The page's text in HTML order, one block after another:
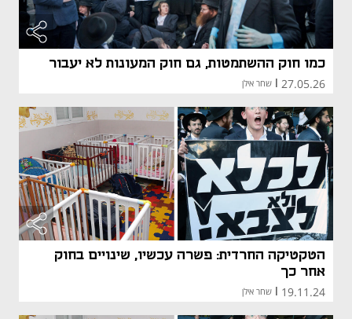
כמו חוק ההשתמטות, גם חוק המעונות לא יעבור
27.05.26
| שחר אילן
הטקטיקה החרדית: פשרה עכשיו, שינויים בחוק
אחר כך
19.11.24
| שחר אילן